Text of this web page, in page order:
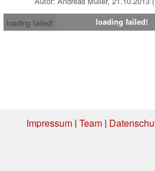
loading failed!
loading failed!
Impressum| Team|